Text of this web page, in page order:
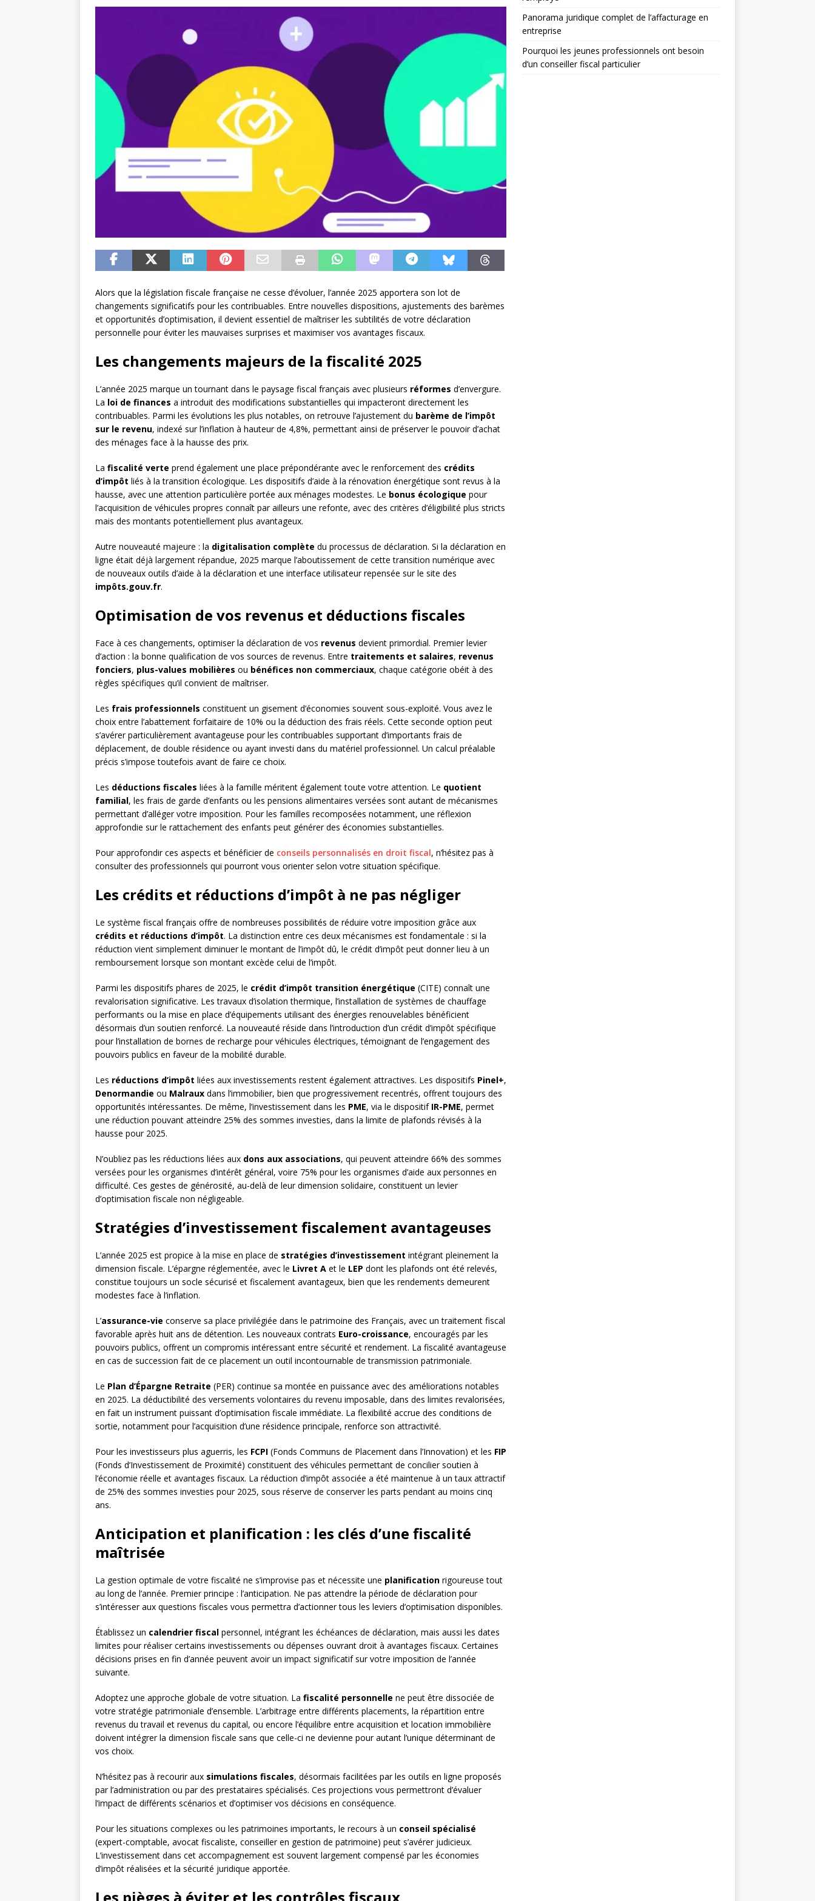
Alors que la législation fiscale française ne cesse d’évoluer, l’année 2025 apportera son lot de
changements significatifs pour les contribuables. Entre nouvelles dispositions, ajustements des barèmes
et opportunités d’optimisation, il devient essentiel de maîtriser les subtilités de votre déclaration
personnelle pour éviter les mauvaises surprises et maximiser vos avantages fiscaux.
Les changements majeurs de la fiscalité 2025
L’année 2025 marque un tournant dans le paysage fiscal français avec plusieurs réformes d’envergure.
La loi de finances a introduit des modifications substantielles qui impacteront directement les
contribuables. Parmi les évolutions les plus notables, on retrouve l’ajustement du barème de l’impôt
sur le revenu, indexé sur l’inflation à hauteur de 4,8%, permettant ainsi de préserver le pouvoir d’achat
des ménages face à la hausse des prix.
La fiscalité verte prend également une place prépondérante avec le renforcement des crédits
d’impôt liés à la transition écologique. Les dispositifs d’aide à la rénovation énergétique sont revus à la
hausse, avec une attention particulière portée aux ménages modestes. Le bonus écologique pour
l’acquisition de véhicules propres connaît par ailleurs une refonte, avec des critères d’éligibilité plus stricts
mais des montants potentiellement plus avantageux.
Autre nouveauté majeure : la digitalisation complète du processus de déclaration. Si la déclaration en
ligne était déjà largement répandue, 2025 marque l’aboutissement de cette transition numérique avec
de nouveaux outils d’aide à la déclaration et une interface utilisateur repensée sur le site des
impôts.gouv.fr.
Optimisation de vos revenus et déductions fiscales
Face à ces changements, optimiser la déclaration de vos revenus devient primordial. Premier levier
d’action : la bonne qualification de vos sources de revenus. Entre traitements et salaires, revenus
fonciers, plus-values mobilières ou bénéfices non commerciaux, chaque catégorie obéit à des
règles spécifiques qu’il convient de maîtriser.
Les frais professionnels constituent un gisement d’économies souvent sous-exploité. Vous avez le
choix entre l’abattement forfaitaire de 10% ou la déduction des frais réels. Cette seconde option peut
s’avérer particulièrement avantageuse pour les contribuables supportant d’importants frais de
déplacement, de double résidence ou ayant investi dans du matériel professionnel. Un calcul préalable
précis s’impose toutefois avant de faire ce choix.
Les déductions fiscales liées à la famille méritent également toute votre attention. Le quotient
familial, les frais de garde d’enfants ou les pensions alimentaires versées sont autant de mécanismes
permettant d’alléger votre imposition. Pour les familles recomposées notamment, une réflexion
approfondie sur le rattachement des enfants peut générer des économies substantielles.
Pour approfondir ces aspects et bénéficier de conseils personnalisés en droit fiscal, n’hésitez pas à
consulter des professionnels qui pourront vous orienter selon votre situation spécifique.
Les crédits et réductions d’impôt à ne pas négliger
Le système fiscal français offre de nombreuses possibilités de réduire votre imposition grâce aux
crédits et réductions d’impôt. La distinction entre ces deux mécanismes est fondamentale : si la
réduction vient simplement diminuer le montant de l’impôt dû, le crédit d’impôt peut donner lieu à un
remboursement lorsque son montant excède celui de l’impôt.
Parmi les dispositifs phares de 2025, le crédit d’impôt transition énergétique (CITE) connaît une
revalorisation significative. Les travaux d’isolation thermique, l’installation de systèmes de chauffage
performants ou la mise en place d’équipements utilisant des énergies renouvelables bénéficient
désormais d’un soutien renforcé. La nouveauté réside dans l’introduction d’un crédit d’impôt spécifique
pour l’installation de bornes de recharge pour véhicules électriques, témoignant de l’engagement des
pouvoirs publics en faveur de la mobilité durable.
Les réductions d’impôt liées aux investissements restent également attractives. Les dispositifs Pinel+,
Denormandie ou Malraux dans l’immobilier, bien que progressivement recentrés, offrent toujours des
opportunités intéressantes. De même, l’investissement dans les PME, via le dispositif IR-PME, permet
une réduction pouvant atteindre 25% des sommes investies, dans la limite de plafonds révisés à la
hausse pour 2025.
N’oubliez pas les réductions liées aux dons aux associations, qui peuvent atteindre 66% des sommes
versées pour les organismes d’intérêt général, voire 75% pour les organismes d’aide aux personnes en
difficulté. Ces gestes de générosité, au-delà de leur dimension solidaire, constituent un levier
d’optimisation fiscale non négligeable.
Stratégies d’investissement fiscalement avantageuses
L’année 2025 est propice à la mise en place de stratégies d’investissement intégrant pleinement la
dimension fiscale. L’épargne réglementée, avec le Livret A et le LEP dont les plafonds ont été relevés,
constitue toujours un socle sécurisé et fiscalement avantageux, bien que les rendements demeurent
modestes face à l’inflation.
L’assurance-vie conserve sa place privilégiée dans le patrimoine des Français, avec un traitement fiscal
favorable après huit ans de détention. Les nouveaux contrats Euro-croissance, encouragés par les
pouvoirs publics, offrent un compromis intéressant entre sécurité et rendement. La fiscalité avantageuse
en cas de succession fait de ce placement un outil incontournable de transmission patrimoniale.
Le Plan d’Épargne Retraite (PER) continue sa montée en puissance avec des améliorations notables
en 2025. La déductibilité des versements volontaires du revenu imposable, dans des limites revalorisées,
en fait un instrument puissant d’optimisation fiscale immédiate. La flexibilité accrue des conditions de
sortie, notamment pour l’acquisition d’une résidence principale, renforce son attractivité.
Pour les investisseurs plus aguerris, les FCPI (Fonds Communs de Placement dans l’Innovation) et les FIP
(Fonds d’Investissement de Proximité) constituent des véhicules permettant de concilier soutien à
l’économie réelle et avantages fiscaux. La réduction d’impôt associée a été maintenue à un taux attractif
de 25% des sommes investies pour 2025, sous réserve de conserver les parts pendant au moins cinq
ans.
Anticipation et planification : les clés d’une fiscalité
maîtrisée
La gestion optimale de votre fiscalité ne s’improvise pas et nécessite une planification rigoureuse tout
au long de l’année. Premier principe : l’anticipation. Ne pas attendre la période de déclaration pour
s’intéresser aux questions fiscales vous permettra d’actionner tous les leviers d’optimisation disponibles.
Établissez un calendrier fiscal personnel, intégrant les échéances de déclaration, mais aussi les dates
limites pour réaliser certains investissements ou dépenses ouvrant droit à avantages fiscaux. Certaines
décisions prises en fin d’année peuvent avoir un impact significatif sur votre imposition de l’année
suivante.
Adoptez une approche globale de votre situation. La fiscalité personnelle ne peut être dissociée de
votre stratégie patrimoniale d’ensemble. L’arbitrage entre différents placements, la répartition entre
revenus du travail et revenus du capital, ou encore l’équilibre entre acquisition et location immobilière
doivent intégrer la dimension fiscale sans que celle-ci ne devienne pour autant l’unique déterminant de
vos choix.
N’hésitez pas à recourir aux simulations fiscales, désormais facilitées par les outils en ligne proposés
par l’administration ou par des prestataires spécialisés. Ces projections vous permettront d’évaluer
l’impact de différents scénarios et d’optimiser vos décisions en conséquence.
Pour les situations complexes ou les patrimoines importants, le recours à un conseil spécialisé
(expert-comptable, avocat fiscaliste, conseiller en gestion de patrimoine) peut s’avérer judicieux.
L’investissement dans cet accompagnement est souvent largement compensé par les économies
d’impôt réalisées et la sécurité juridique apportée.
Panorama juridique complet de l’affacturage en
entreprise
Pourquoi les jeunes professionnels ont besoin
d’un conseiller fiscal particulier